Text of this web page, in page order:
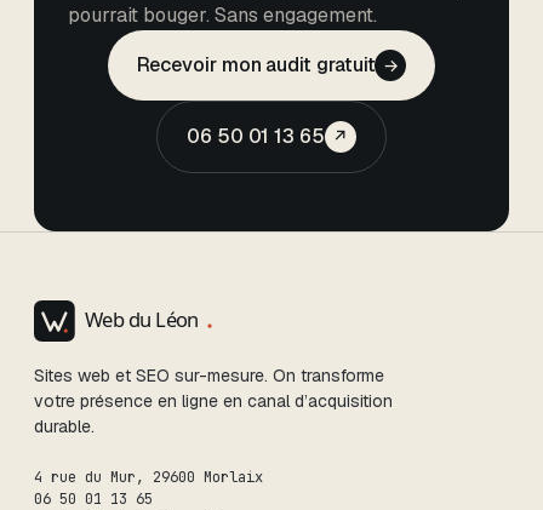
pourrait bouger. Sans engagement.
Recevoir mon audit gratuit →
06 50 01 13 65 ↗
Sites web et SEO sur-mesure. On transforme
votre présence en ligne en canal d’acquisition
durable.
4 rue du Mur, 29600 Morlaix
06 50 01 13 65